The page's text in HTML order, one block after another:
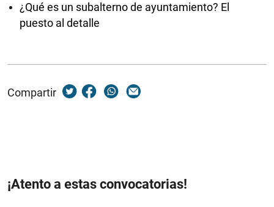
¿Qué es un subalterno de ayuntamiento? El
puesto al detalle
Compartir
¡Atento a estas convocatorias!